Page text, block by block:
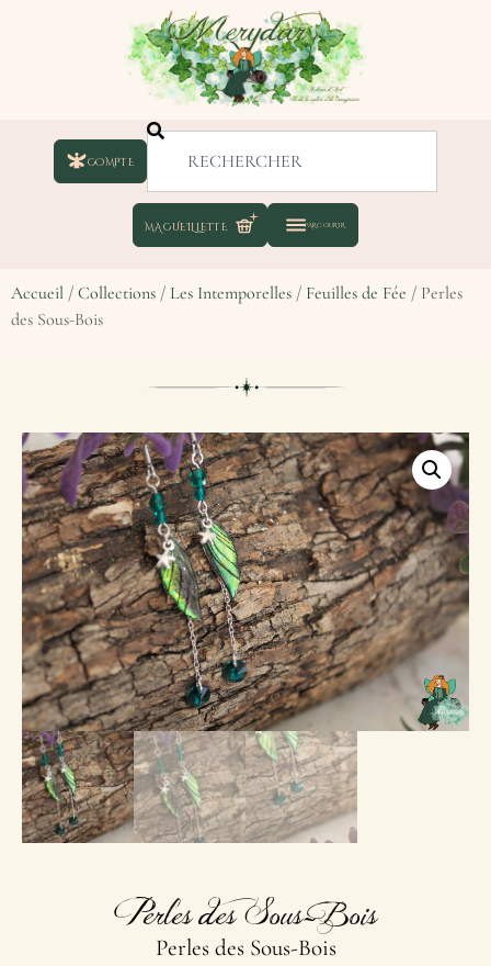
COMPTE
Accueil / Collections / Les Intemporelles / Feuilles de Fée / Perles
des Sous-Bois
Perles des Sous-Bois
Perles des Sous-Bois